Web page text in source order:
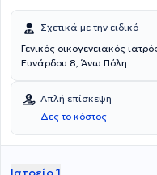
Σχετικά με την ειδικό
Γενικός οικογενειακός
Ευνάρδου 8, Άνω Πόλη.
Απλή επίσκεψη
Δες το κόστος